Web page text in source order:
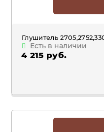
Глушитель
Есть в наличии
4 215 руб.